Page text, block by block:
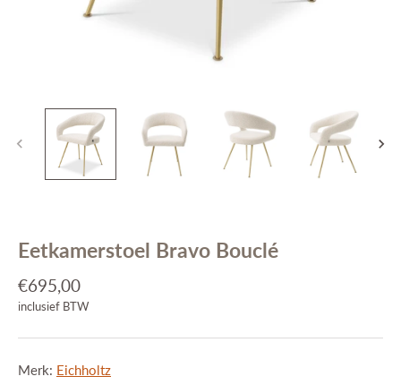
Interieuradvies
Contact
Eetkamerstoel Bravo Bouclé
€695,00
inclusief BTW
Merk: Eichholtz